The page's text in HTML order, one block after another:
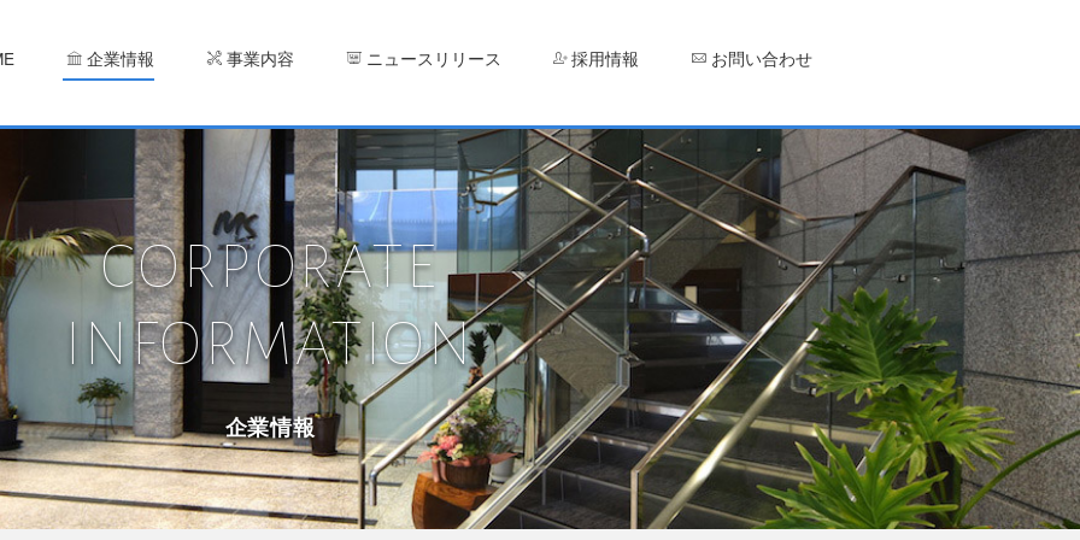
企業情報 事業内容 ニュースリリース 採用情報 お問い合わせ
CORPORATE
INFORMATION
企業情報